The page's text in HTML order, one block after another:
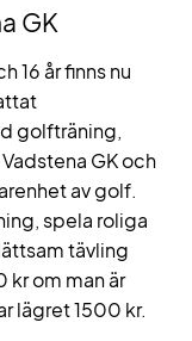
GK
16 år finns nu
golfträning,
GK och
av golf.
spela roliga
tävling
kr om man är
lägret 1500 kr.